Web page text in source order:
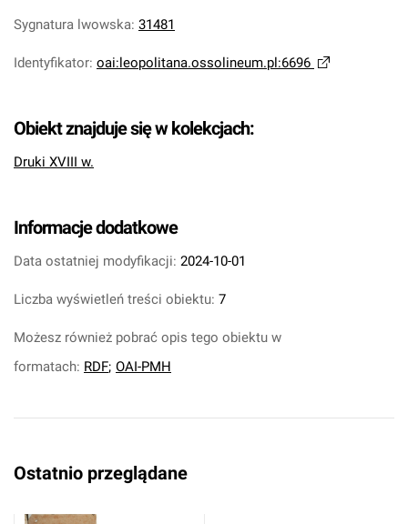
Sygnatura lwowska: 31481
Identyfikator: oai:leopolitana.ossolineum.pl:6696
Obiekt znajduje się w kolekcjach:
Druki XVIII w.
Informacje dodatkowe
Data ostatniej modyfikacji: 2024-10-01
Liczba wyświetleń treści obiektu: 7
Możesz również pobrać opis tego obiektu w
formatach: RDF; OAI-PMH
Ostatnio przeglądane